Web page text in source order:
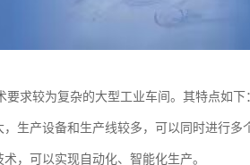
求较为复杂的大型工业车间。其特点如下
生产设备和生产线较多，可以同时进行多
，可以实现自动化、智能化生产。